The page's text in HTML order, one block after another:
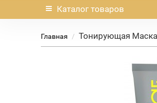
Каталог товаров
Главная Тонирующая Маска